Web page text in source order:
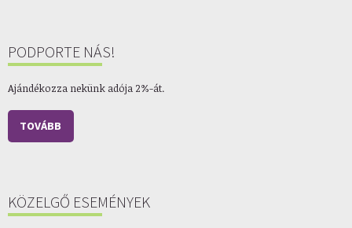
PODPORTE NÁS!
Ajándékozza nekünk adója 2%-át.
TOVÁBB
KÖZELGŐ ESEMÉNYEK